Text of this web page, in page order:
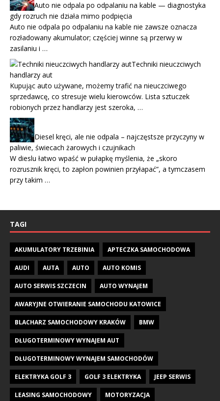
Auto nie odpala po odpalaniu na kable — diagnostyka
gdy rozruch nie działa mimo podpięcia
Auto nie odpala po odpalaniu na kable nie zawsze oznacza
rozładowany akumulator; częściej winne są przerwy w
zasilaniu i …
Techniki nieuczciwych
handlarzy aut
Kupując auto używane, możemy trafić na nieuczciwego
sprzedawcę, co stresuje wielu kierowców. Lista sztuczek
robionych przez handlarzy jest szeroka, …
Diesel kręci, ale nie odpala – najczęstsze przyczyny w
paliwie, świecach żarowych i czujnikach
W dieslu łatwo wpaść w pułapkę myślenia, że „skoro
rozrusznik kręci, to zapłon powinien przyłapać”, a tymczasem
przy takim …
TAGI
AKUMULATORY TRZEBINIA APTECZKA SAMOCHODOWA
AUDI AUTA AUTO AUTO KOMIS
AUTO SERWIS SZCZECIN AUTO WYNAJEM
AWARYJNE OTWIERANIE SAMOCHODU KATOWICE
BLACHARZ SAMOCHODOWY KRAKÓW BMW
DŁUGOTERMINOWY WYNAJEM AUT
DŁUGOTERMINOWY WYNAJEM SAMOCHODÓW
ELEKTRYKA GOLF 3 GOLF 3 ELEKTRYKA JEEP SERWIS
LEASING SAMOCHODOWY MOTORYZACJA